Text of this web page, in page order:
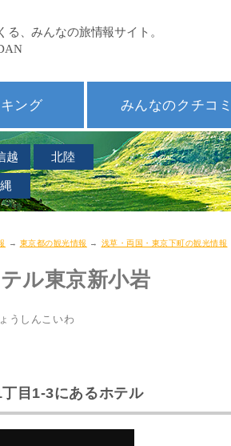
ング みんなのクチコミ
越 北陸
→ 東京都の観光情報 → 浅草・両国・東京下町の観光情報
ル東京新小岩
うしんこいわ
目1-3にあるホテル